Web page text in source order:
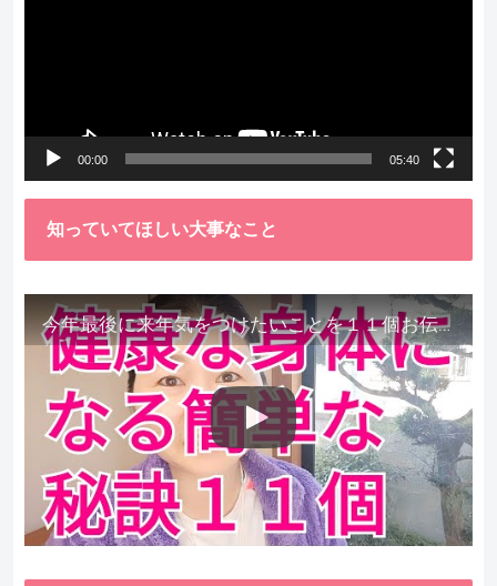
00:00 05:40
知っていてほしい大事なこと
今年最後に来年気をつけたいことを１１個お伝えします。